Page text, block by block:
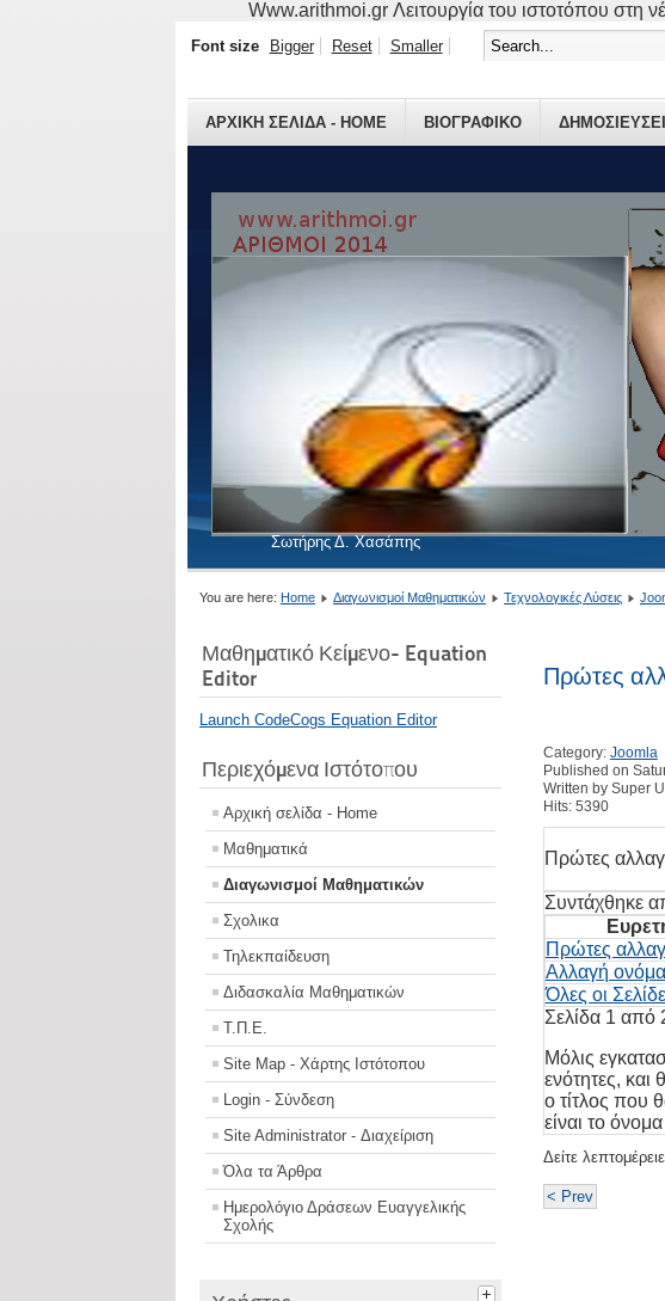
Www.arithmoi.gr Λειτουργία του ιστοτόπου στη
Σωτήρης Δ. Χασάπης
ΑΡΧΙΚΗ ΣΕΛΙΔΑ - HOME ΒΙΟΓΡΑΦΙΚO
Font size Bigger Reset Smaller
You are here: Home Διαγωνισμοί Μαθηματικών Τεχνολογικές Λύσεις
Μαθηματικό Κείμενο- Equation
Editor
Launch CodeCogs Equation Editor
Περιεχόμενα Ιστότοπου
Αρχική σελίδα - Home
Μαθηματικά
Διαγωνισμοί Μαθηματικών
Σχολικα
Τηλεκπαίδευση
Διδασκαλία Μαθηματικών
Τ.Π.Ε.
Site Map - Χάρτης Ιστότοπου
Login - Σύνδεση
Site Administrator - Διαχείριση
Όλα τα Άρθρα
Ημερολόγιο Δράσεων Ευαγγελικής
Σχολής
Πρώτες
Category: Joomla
Published on
Written by Super
Hits: 5390
Πρώτες
Συντάχθηκε
Πρώτες
Αλλαγή
Όλες οι
Σελίδα 1 από
Mόλις
ενότητες, και
ο τίτλος που
είναι το
Δείτε
< Prev